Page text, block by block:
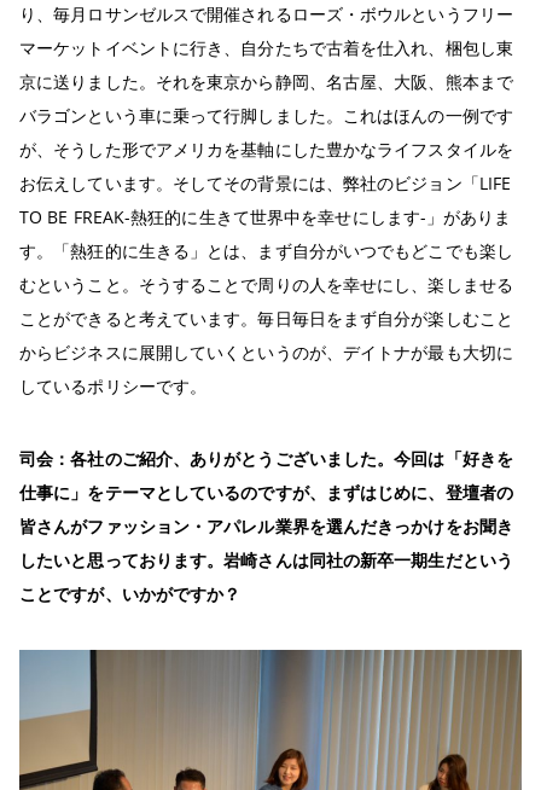
り、毎月ロサンゼルスで開催されるローズ・ボウルというフリー
マーケットイベントに行き、自分たちで古着を仕入れ、梱包し東
京に送りました。それを東京から静岡、名古屋、大阪、熊本まで
バラゴンという車に乗って行脚しました。これはほんの一例です
が、そうした形でアメリカを基軸にした豊かなライフスタイルを
お伝えしています。そしてその背景には、弊社のビジョン「LIFE
TO BE FREAK-熱狂的に生きて世界中を幸せにします-」がありま
す。「熱狂的に生きる」とは、まず自分がいつでもどこでも楽し
むということ。そうすることで周りの人を幸せにし、楽しませる
ことができると考えています。毎日毎日をまず自分が楽しむこと
からビジネスに展開していくというのが、デイトナが最も大切に
しているポリシーです。
司会：各社のご紹介、ありがとうございました。今回は「好きを
仕事に」をテーマとしているのですが、 まずはじめに、 登壇者の
皆さんがファッション・アパレル業界を選んだきっかけをお聞き
したいと思っております。岩崎さんは同社の新卒一期生だという
ことですが、いかがですか？